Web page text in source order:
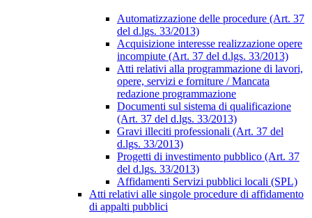
Automatizzazione delle procedure (Art. 37
del d.lgs. 33/2013)
Acquisizione interesse realizzazione opere
incompiute (Art. 37 del d.lgs. 33/2013)
Atti relativi alla programmazione di lavori,
opere, servizi e forniture / Mancata
redazione programmazione
Documenti sul sistema di qualificazione
(Art. 37 del d.lgs. 33/2013)
Gravi illeciti professionali (Art. 37 del
d.lgs. 33/2013)
Progetti di investimento pubblico (Art. 37
del d.lgs. 33/2013)
Affidamenti Servizi pubblici locali (SPL)
Atti relativi alle singole procedure di affidamento
di appalti pubblici